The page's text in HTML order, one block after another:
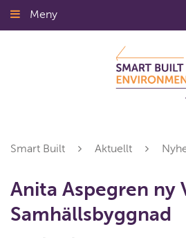
Gå
till
Meny
Smart Built Aktuellt
Anita Aspegren ny
Samhällsbyggnad